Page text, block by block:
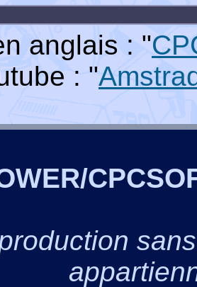
anglais : "
: "